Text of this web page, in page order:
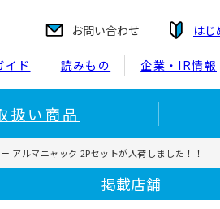
お問い合わせ は
イド 読みもの 企業・IR情報
扱い商品
アルマニャック 2Pセットが入荷しました！！
掲載店舗